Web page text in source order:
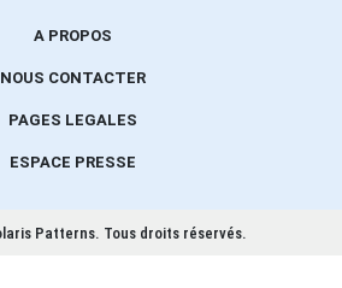
A PROPOS
NOUS CONTACTER
PAGES LEGALES
ESPACE PRESSE
Patterns. Tous droits réservés.